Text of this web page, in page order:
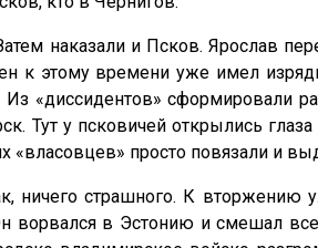
наказали и Псков. Ярослав
к этому времени уже имел
«диссидентов» сформировали
Тут у псковичей открылись
«власовцев» просто повязали и
ничего страшного. К вторжению
ворвался в Эстонию и смешал